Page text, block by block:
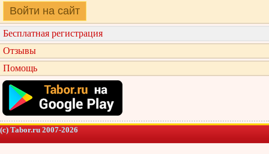
Войти на сайт
Бесплатная регистрация
Отзывы
Помощь
(c) Tabor.ru 2007-2026